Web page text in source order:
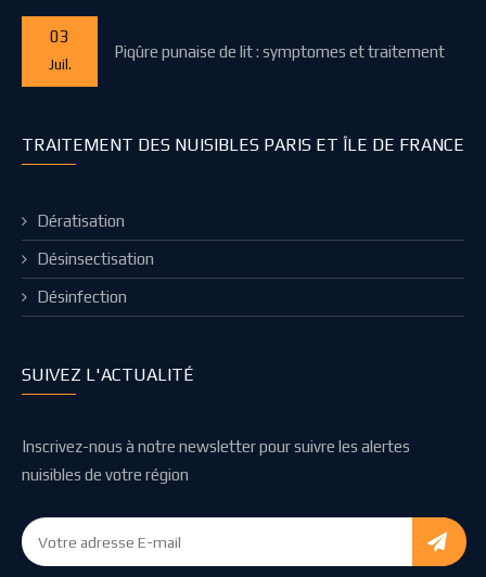
03
Juil.
Piqûre punaise de lit : symptomes et traitement
TRAITEMENT DES NUISIBLES PARIS ET ÎLE DE FRANCE
Dératisation
Désinsectisation
Désinfection
SUIVEZ L'ACTUALITÉ
Inscrivez-nous à notre newsletter pour suivre les alertes
nuisibles de votre région